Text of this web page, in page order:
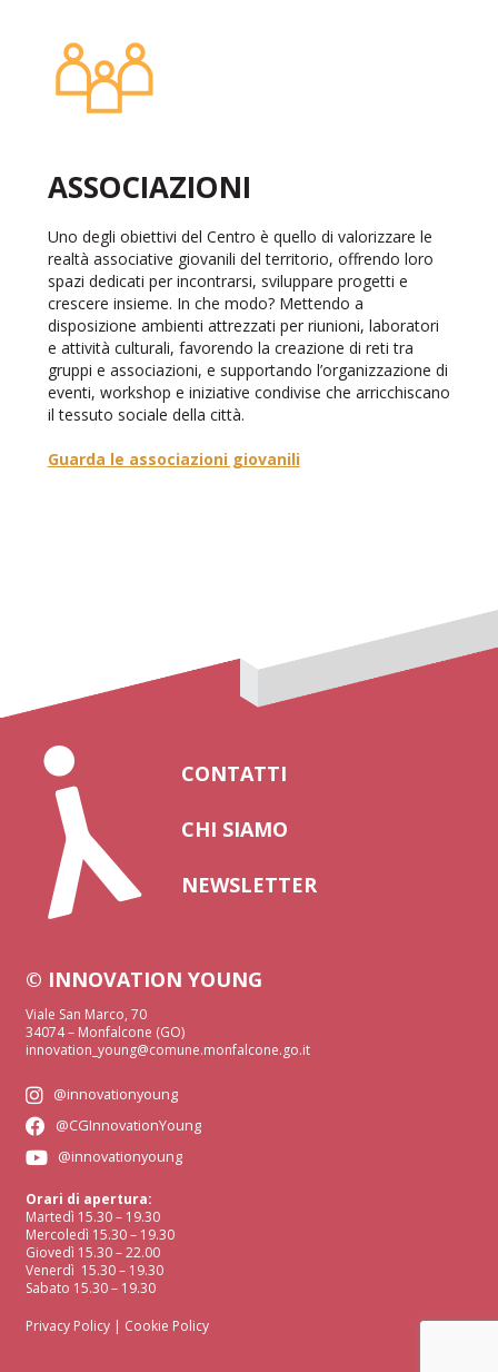
ASSOCIAZIONI
Uno degli obiettivi del Centro è quello di valorizzare le
realtà associative giovanili del territorio, offrendo loro
spazi dedicati per incontrarsi, sviluppare progetti e
crescere insieme. In che modo? Mettendo a
disposizione ambienti attrezzati per riunioni, laboratori
e attività culturali, favorendo la creazione di reti tra
gruppi e associazioni, e supportando l’organizzazione di
eventi, workshop e iniziative condivise che arricchiscano
il tessuto sociale della città.
Guarda le associazioni giovanili
© INNOVATION YOUNG
Viale San Marco, 70
34074 – Monfalcone (GO)
innovation_young@comune.monfalcone.go.it
@innovationyoung
@CGInnovationYoung
@innovationyoung
Orari di apertura:
Martedì 15.30 – 19.30
Mercoledì 15.30 – 19.30
Giovedì 15.30 – 22.00
Venerdì 15.30 – 19.30
Sabato 15.30 – 19.30
Privacy Policy| Cookie Policy
CONTATTI
CHI SIAMO
NEWSLETTER